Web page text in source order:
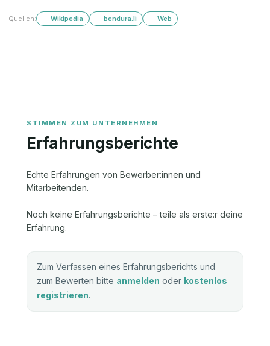
Quellen: Wikipedia bendura.li Web
Erfahrungsberichte
Echte Erfahrungen von Bewerber:innen und
Mitarbeitenden.
Noch keine Erfahrungsberichte – teile als erste:r deine
Erfahrung.
Zum Verfassen eines Erfahrungsberichts und
zum Bewerten bitte anmelden oder kostenlos
registrieren.